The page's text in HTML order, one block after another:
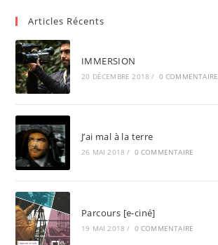
Articles Récents
IMMERSION
20 DÉCEMBRE 2018 / 0 COMMENTAIRE
J’ai mal à la terre
26 MAI 2018 / 0 COMMENTAIRE
Parcours [e-ciné]
19 MAI 2018 / 0 COMMENTAIRE